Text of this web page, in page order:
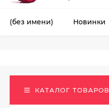
(без имени) Новинки
КАТАЛОГ ТОВАРОВ